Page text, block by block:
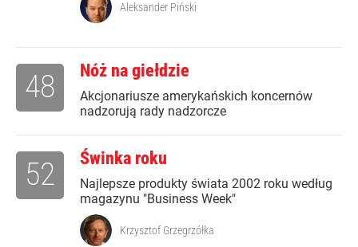
Aleksander Piński
Nóż na giełdzie
Akcjonariusze amerykańskich koncernów
nadzorują rady nadzorcze
48
Świnka roku
Najlepsze produkty świata 2002 roku według
magazynu "Business Week"
52
Krzysztof Grzegrzółka